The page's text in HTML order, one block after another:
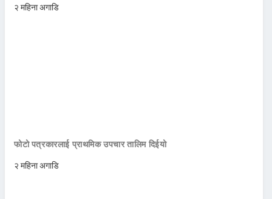
२ महिना अगाडि
फोटो पत्रकारलाई प्राथमिक उपचार तालिम दिईयो
२ महिना अगाडि